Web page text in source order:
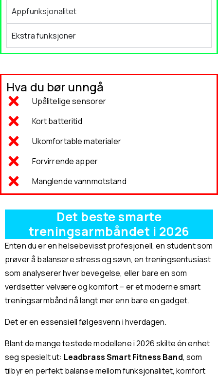
Appfunksjonalitet
Ekstra funksjoner
Hva du bør unngå
Upålitelige sensorer
Kort batteritid
Ukomfortable materialer
Forvirrende apper
Manglende vannmotstand
Det beste smarte
treningsarmbåndet i 2026
Enten du er en helsebevisst profesjonell, en student som
prøver å balansere stress og søvn, en treningsentusiast
som analyserer hver bevegelse, eller bare en som
verdsetter velvære og komfort – er et moderne smart
treningsarmbånd nå langt mer enn bare en gadget.
Det er en essensiell følgesvenn i hverdagen.
Blant de mange testede modellene i 2026 skilte én enhet
seg spesielt ut: LeadbrassSmart Fitness Band, som
tilbyr en perfekt balanse mellom funksjonalitet, komfort